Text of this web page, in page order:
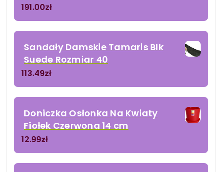
191.00zł
Sandały Damskie Tamaris Blk
Suede Rozmiar 40
113.49zł
Doniczka Osłonka Na Kwiaty
Fiołek Czerwona 14 cm
12.99zł